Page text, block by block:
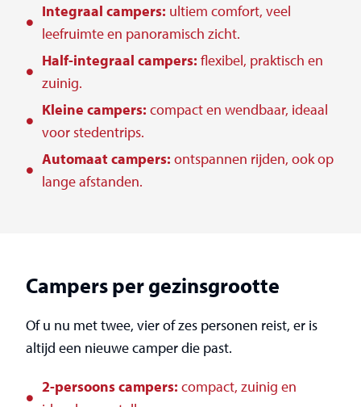
Integraal campers: ultiem comfort, veel
leefruimte en panoramisch zicht.
Half-integraal campers: flexibel, praktisch en
zuinig.
Kleine campers: compact en wendbaar, ideaal
voor stedentrips.
Automaat campers: ontspannen rijden, ook op
lange afstanden.
Campers per gezinsgrootte
Of u nu met twee, vier of zes personen reist, er is
altijd een nieuwe camper die past.
2-persoons campers: compact, zuinig en